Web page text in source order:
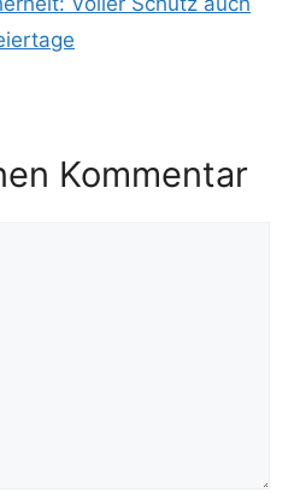
Kommentar